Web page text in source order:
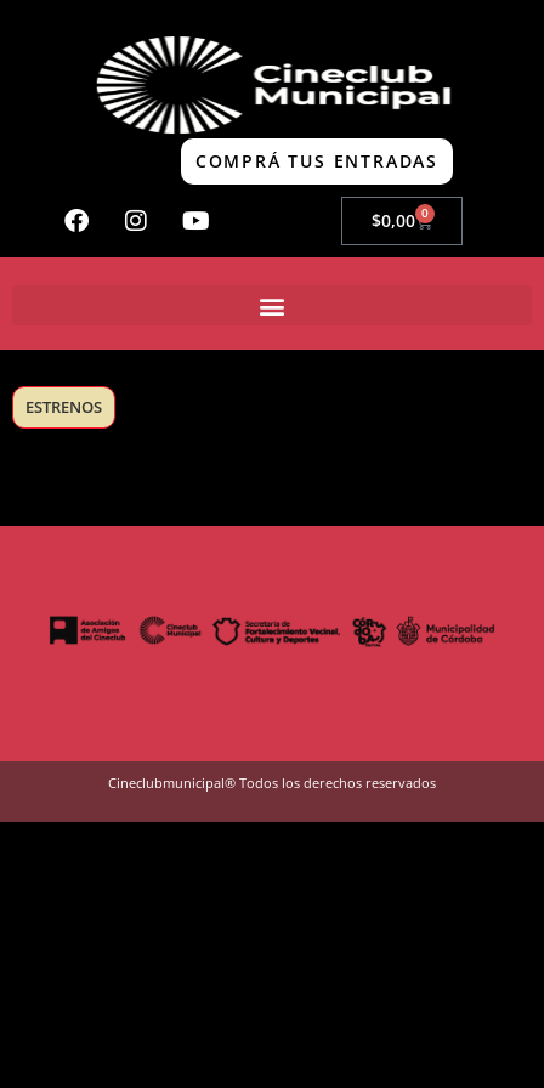
COMPRÁ TUS ENTRADAS
$0,00 0
ESTRENOS
Cineclubmunicipal® Todos los derechos reservados